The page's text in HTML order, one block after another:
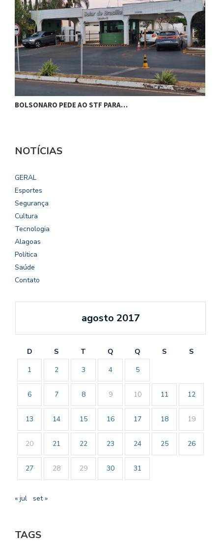
BOLSONARO PEDE AO STF PARA…
NOTÍCIAS
GERAL
Esportes
Segurança
Cultura
Tecnologia
Alagoas
Política
Saúde
Contato
agosto 2017
D S T Q Q S
S
1
2 3 4 5
6 7 8 9 10 11 12
13 14 15 16 17 18 19
20 21 22 23 24 25 26
27 28 29 30 31
« jul set »
TAGS